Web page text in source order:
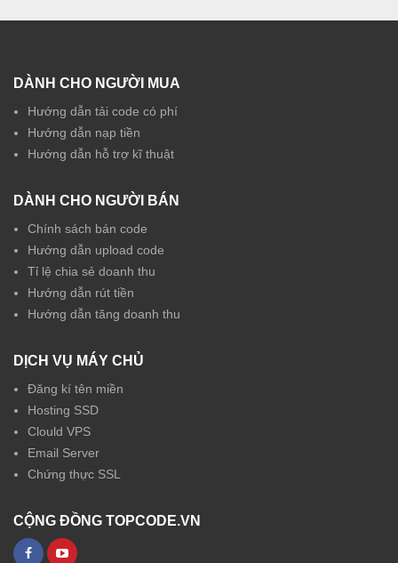
DÀNH CHO NGƯỜI MUA
Hướng dẫn tải code có phí
Hướng dẫn nạp tiền
Hướng dẫn hỗ trợ kĩ thuật
DÀNH CHO NGƯỜI BÁN
Chính sách bán code
Hướng dẫn upload code
Tỉ lệ chia sẻ doanh thu
Hướng dẫn rút tiền
Hướng dẫn tăng doanh thu
DỊCH VỤ MÁY CHỦ
Đăng kí tên miền
Hosting SSD
Clould VPS
Email Server
Chứng thực SSL
CỘNG ĐỒNG TOPCODE.VN